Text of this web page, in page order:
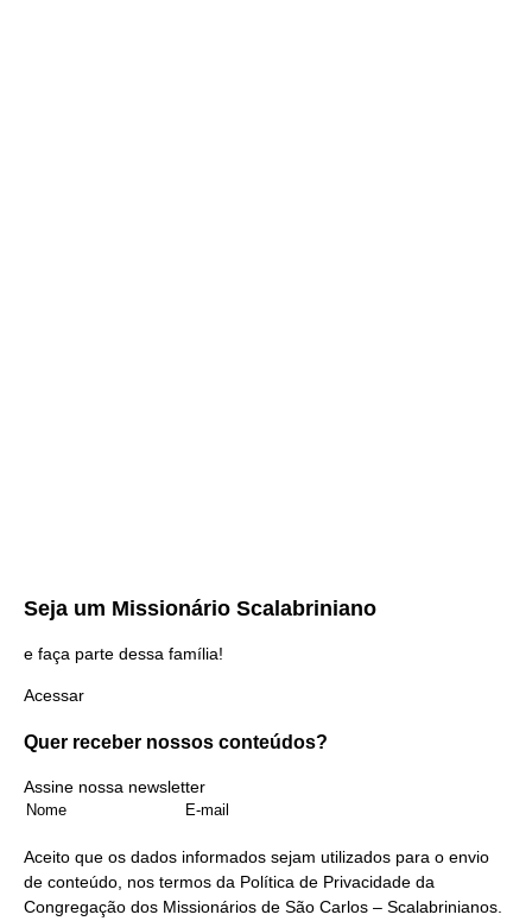
Seja um Missionário Scalabriniano
e faça parte dessa família!
Acessar
Quer receber nossos conteúdos?
Assine nossa newsletter
Aceito que os dados informados sejam utilizados para o envio
de conteúdo, nos termos da Política de Privacidade da
Congregação dos Missionários de São Carlos – Scalabrinianos.